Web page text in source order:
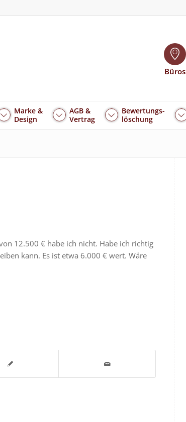
Büros
Marke &
Design
AGB &
Vertrag
Bewertungs-
löschung
12.500 € habe ich nicht. Habe ich richtig
kann. Es ist etwa 6.000 € wert. Wäre